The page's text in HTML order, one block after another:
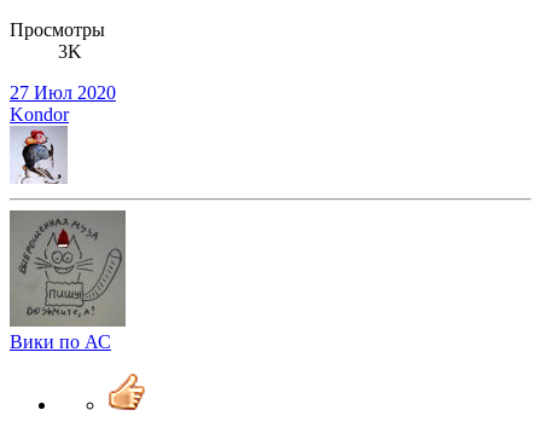
Просмотры
3K
27 Июл 2020
Kondor
Вики по АС